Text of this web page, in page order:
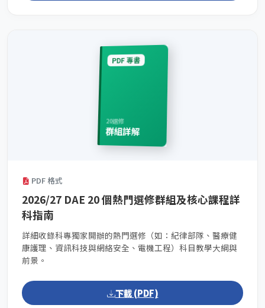
PDF 專書
20選修
群組詳解
PDF 格式
2026/27 DAE 20 個熱門選修群組及核心課程詳
科指南
詳細收錄科專獨家開辦的熱門選修（如：紀律部隊、醫療健
康護理、資訊科技與網絡安全、電機工程）科目教學大綱與
前景。
下載 (PDF)